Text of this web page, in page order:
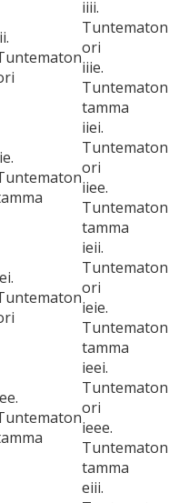
iiii.
Tuntematon
ori
iiie.
Tuntematon
tamma
iiei.
Tuntematon
ori
iiee.
Tuntematon
tamma
ieii.
Tuntematon
ori
ieie.
Tuntematon
tamma
ieei.
Tuntematon
ori
ieee.
Tuntematon
tamma
eiii.